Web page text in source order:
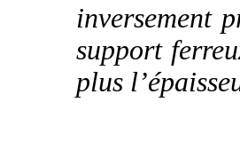
inversement
support
plus